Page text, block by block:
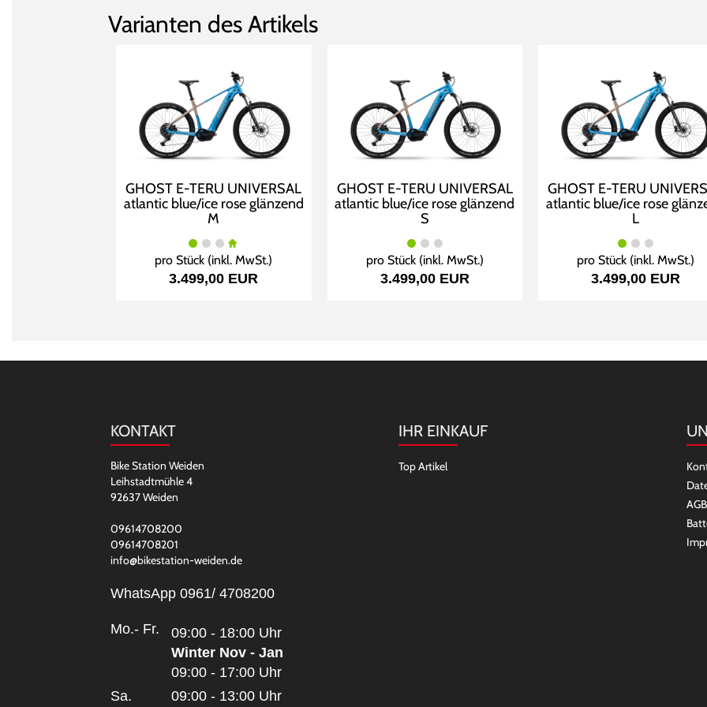
Varianten des Artikels
GHOST E-TERU UNIVERSAL
atlantic blue/ice rose glänzend
M
pro Stück (inkl. MwSt.)
3.499,00 EUR
GHOST E-TERU UNIVERSAL
atlantic blue/ice rose glänzend
S
pro Stück (inkl. MwSt.)
3.499,00 EUR
GHOST E-TERU
atlantic blue/ice rose
L
pro Stück (inkl. MwSt.)
3.499,00 EUR
KONTAKT
Bike Station Weiden
Leihstadtmühle 4
92637 Weiden
09614708200
09614708201
info@bikestation-weiden.de
WhatsApp 0961/ 4708200
Mo.- Fr. 09:00 - 18:00 Uhr
Winter Nov - Jan
09:00 - 17:00 Uhr
Sa.
09:00 - 13:00 Uhr
IHR EINKAUF
Top Artikel
AGB